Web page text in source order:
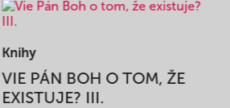
Knihy
VIE PÁN BOH O TOM, ŽE
EXISTUJE? III.